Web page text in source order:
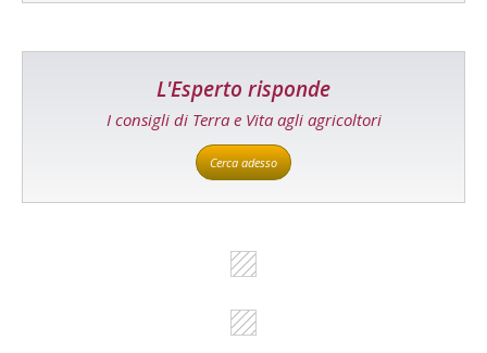
L'Esperto risponde
I consigli di Terra e Vita agli agricoltori
Cerca adesso